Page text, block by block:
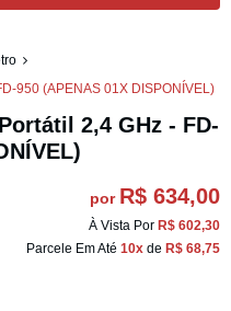
950 (APENAS 01X DISPONÍVEL)
2,4 GHz - FD-
por R$ 634,00
À Vista Por R$ 602,30
Parcele Em Até 10x de R$ 68,75